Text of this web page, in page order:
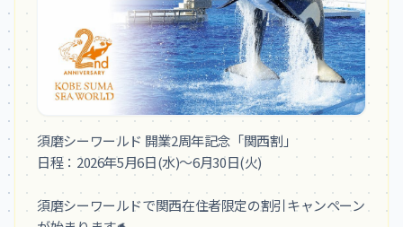
須磨シーワールド 開業2周年記念「関西割」
日程：2026年5月6日(水)～6月30日(火)
須磨シーワールドで関西在住者限定の割引キャンペーン